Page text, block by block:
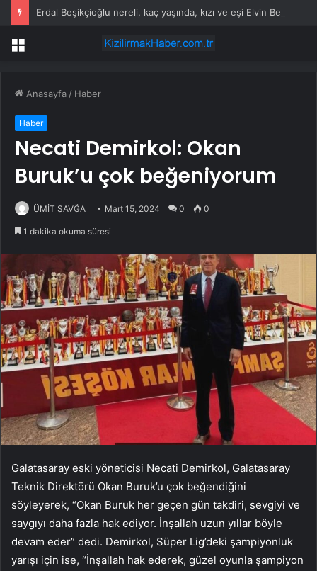
Menü
Anasayfa / Haber
Haber
Necati Demirkol: Okan
Buruk’u çok beğeniyorum
ÜMİT SAVĞA Mart 15, 2024 0 0
1 dakika okuma süresi
Galatasaray eski yöneticisi Necati Demirkol, Galatasaray
Teknik Direktörü Okan Buruk’u çok beğendiğini
söyleyerek, “Okan Buruk her geçen gün takdiri, sevgiyi ve
saygıyı daha fazla hak ediyor. İnşallah uzun yıllar böyle
devam eder” dedi. Demirkol, Süper Lig’deki şampiyonluk
yarışı için ise, “İnşallah hak ederek, güzel oyunla şampiyon